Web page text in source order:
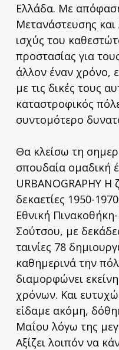
Ελλάδα. Με
Μετανάστευσης
ισχύς του
προστασίας για
άλλον έναν χρόνο,
με τις δικές τους
καταστροφικός
συντομότερο
Θα κλείσω τη
σπουδαία ομαδική
URBANOGRAPHY Η
δεκαετίες 1950-
Εθνική
Σούτσου, με
ταινίες 78
καθημερινά την
διαμορφώνει
χρόνων. Και
είδαμε ακόμη,
Μαΐου λόγω της
Αξίζει λοιπόν να